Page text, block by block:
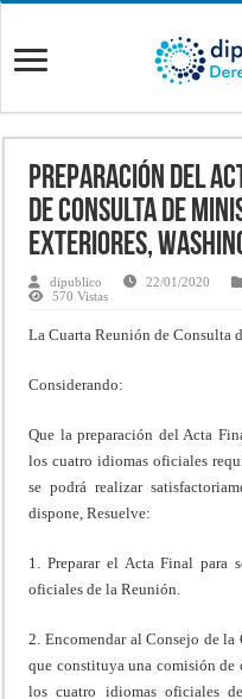
Preparación del
de Consulta de
Exteriores,
dipublico 22/01/2020
570 Vistas
La Cuarta Reunión de Consulta
Considerando:
Que la preparación del Acta
los cuatro idiomas oficiales
se podrá realizar
dispone, Resuelve:
1. Preparar el Acta Final para
oficiales de la Reunión.
2. Encomendar al Consejo de la
que constituya una comisión de
los cuatro idiomas oficiales